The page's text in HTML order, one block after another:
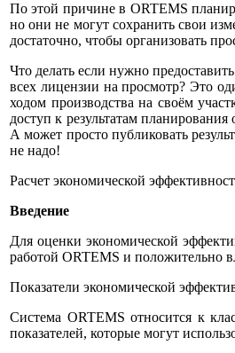
По этой причине в ORTEMS
но они не могут сохранить свои
достаточно, чтобы организовать
Что делать если нужно
всех лицензии на просмотр? Это
ходом производства на своём
доступ к результатам
А может просто публиковать
не надо!
Расчет экономической
Введение
Для оценки экономической
работой ORTEMS и положительно
Показатели экономической
Система ORTEMS относится к
показателей, которые могут